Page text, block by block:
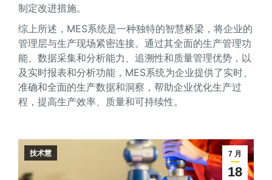
制定改进措施。
综上所述，MES系统是一种独特的智慧桥梁，将企业的
管理层与生产现场紧密连接。通过其全面的生产管理功
能、数据采集和分析能力、追溯性和质量管理优势，以
及实时报表和分析功能，MES系统为企业提供了实时、
准确和全面的生产数据和洞察，帮助企业优化生产过
程，提高生产效率、质量和可持续性。
7 月
18
技术慧